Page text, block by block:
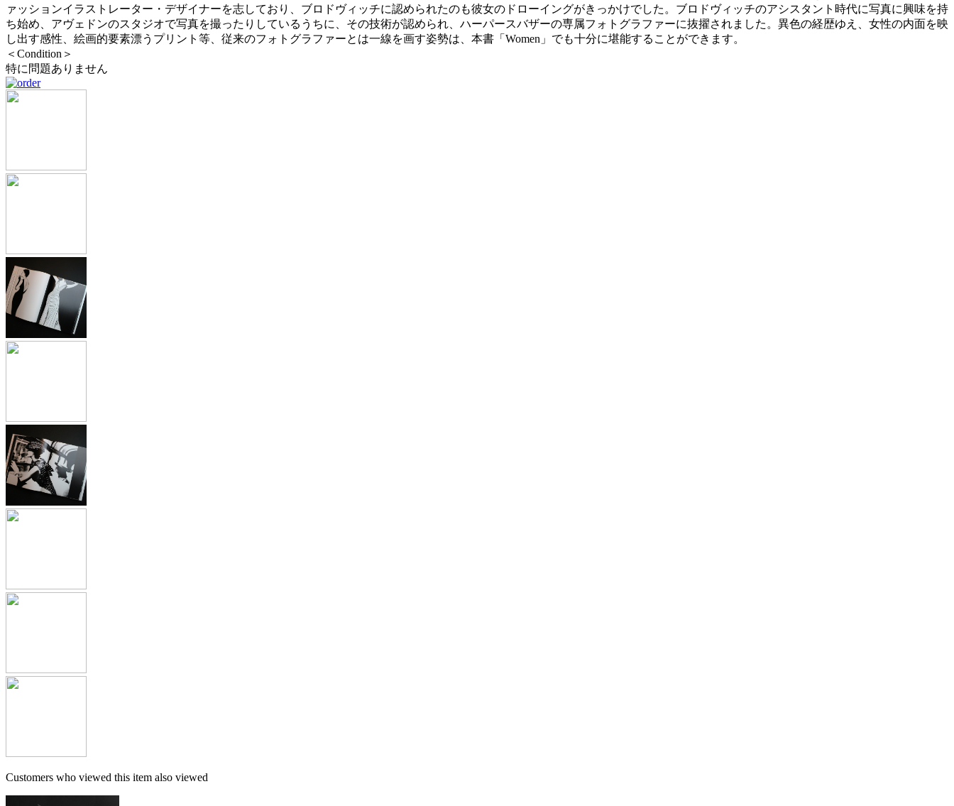
ァッションイラストレーター・デザイナーを志しており、ブロドヴィッチに認められたのも彼女のドローイングがきっかけでした。ブロドヴィッチのアシスタント時代に写真に興味を持
ち始め、アヴェドンのスタジオで写真を撮ったりしているうちに、その技術が認められ、ハーパースバザーの専属フォトグラファーに抜擢されました。異色の経歴ゆえ、女性の内面を映
し出す感性、絵画的要素漂うプリント等、従来のフォトグラファーとは一線を画す姿勢は、本書「Women」でも十分に堪能することができます。
＜Condition＞
特に問題ありません
Customers who viewed this item also viewed